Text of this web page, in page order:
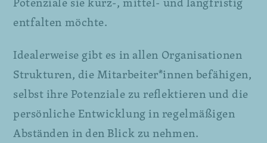
entfalten möchte.
Idealerweise gibt es in allen Organisationen
Strukturen, die Mitarbeiter*innen befähigen,
selbst ihre Potenziale zu reflektieren und die
persönliche Entwicklung in regelmäßigen
Abständen in den Blick zu nehmen.